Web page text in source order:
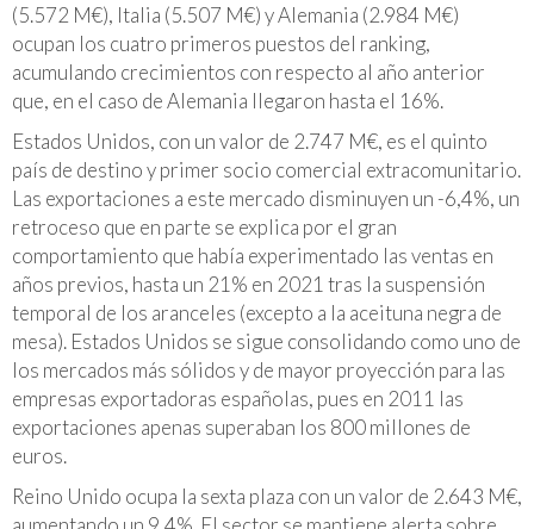
(5.572 M€), Italia (5.507 M€) y Alemania (2.984 M€)
ocupan los cuatro primeros puestos del ranking,
acumulando crecimientos con respecto al año anterior
que, en el caso de Alemania llegaron hasta el 16%.
Estados Unidos, con un valor de 2.747 M€, es el quinto
país de destino y primer socio comercial extracomunitario.
Las exportaciones a este mercado disminuyen un -6,4%, un
retroceso que en parte se explica por el gran
comportamiento que había experimentado las ventas en
años previos, hasta un 21% en 2021 tras la suspensión
temporal de los aranceles (excepto a la aceituna negra de
mesa). Estados Unidos se sigue consolidando como uno de
los mercados más sólidos y de mayor proyección para las
empresas exportadoras españolas, pues en 2011 las
exportaciones apenas superaban los 800 millones de
euros.
Reino Unido ocupa la sexta plaza con un valor de 2.643 M€,